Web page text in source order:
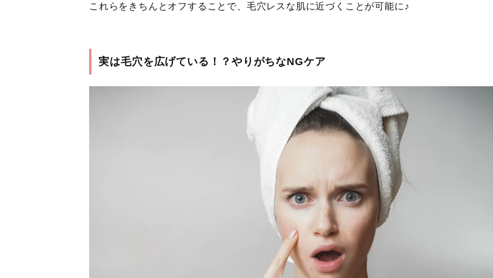
これらをきちんとオフすることで、毛穴レスな肌に近づくことが可能に♪
実は毛穴を広げている！？やりがちなNGケア